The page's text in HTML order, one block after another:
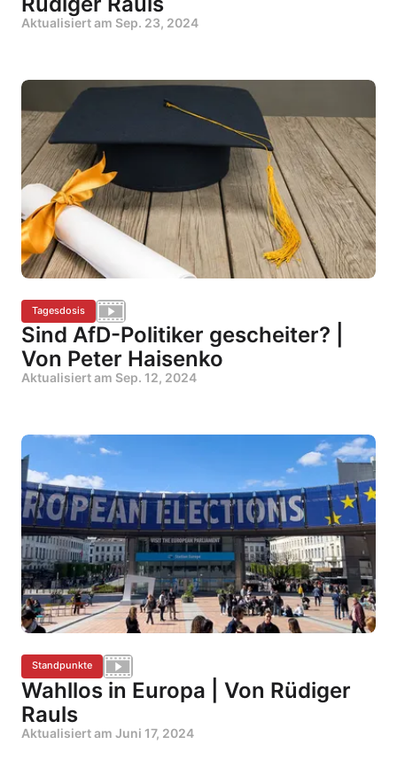
Aktualisiert am Sep. 23, 2024
Tagesdosis
Sind AfD-Politiker gescheiter? |
Von Peter Haisenko
Aktualisiert am Sep. 12, 2024
Standpunkte
Wahllos in Europa | Von Rüdiger
Rauls
Aktualisiert am Juni 17, 2024